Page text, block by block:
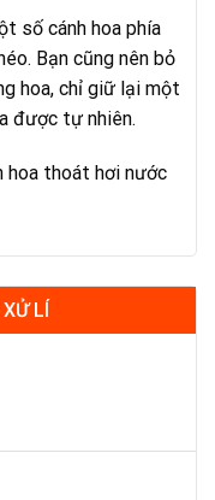
số cánh hoa phía
Bạn cũng nên bỏ
hoa, chỉ giữ lại một
được tự nhiên.
hoa thoát hơi nước
LÍ